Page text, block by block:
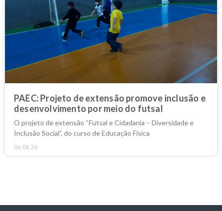
PAEC: Projeto de extensão promove inclusão e
desenvolvimento por meio do futsal
O projeto de extensão “Futsal e Cidadania – Diversidade e
Inclusão Social”, do curso de Educação Física
06.08.26